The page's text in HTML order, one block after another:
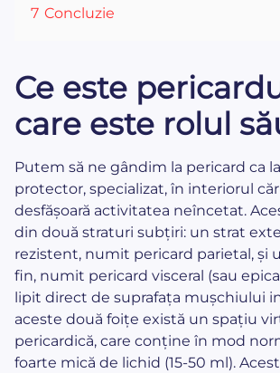
7 Concluzie
Ce este
care este rolul
Putem să ne gândim la pericard ca
protector, specializat, în interiorul
desfășoară activitatea neîncetat.
din două straturi subțiri: un strat
rezistent, numit pericard parietal, și
fin, numit pericard visceral (sau
lipit direct de suprafața mușchiului
aceste două foițe există un spațiu
pericardică, care conține în mod
foarte mică de lichid (15-50 ml).